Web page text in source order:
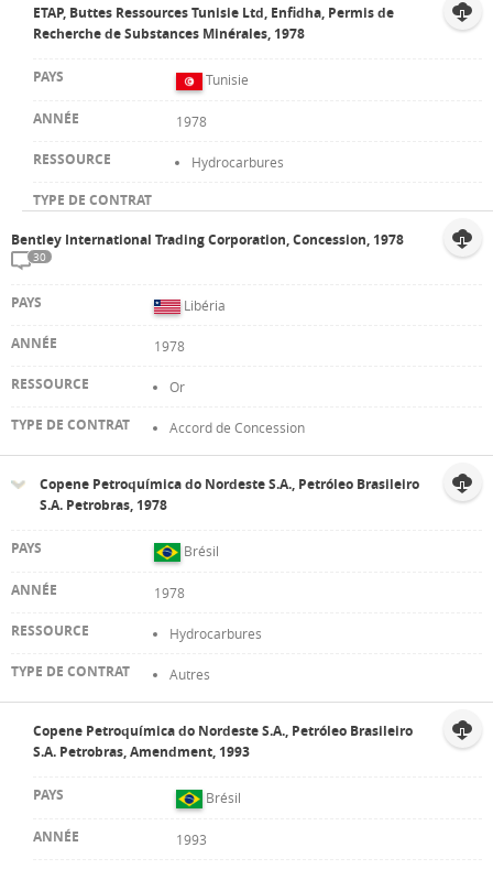
ETAP, Buttes Ressources Tunisie Ltd, Enfidha, Permis de
Recherche de Substances Minérales, 1978
Tunisie
1978
Hydrocarbures
Bentley International Trading Corporation, Concession, 1978
30
Libéria
1978
Or
Accord de Concession
Copene Petroquímica do Nordeste S.A., Petróleo Brasileiro
S.A. Petrobras, 1978
Brésil
1978
Hydrocarbures
Autres
Copene Petroquímica do Nordeste S.A., Petróleo Brasileiro
S.A. Petrobras, Amendment, 1993
Brésil
1993